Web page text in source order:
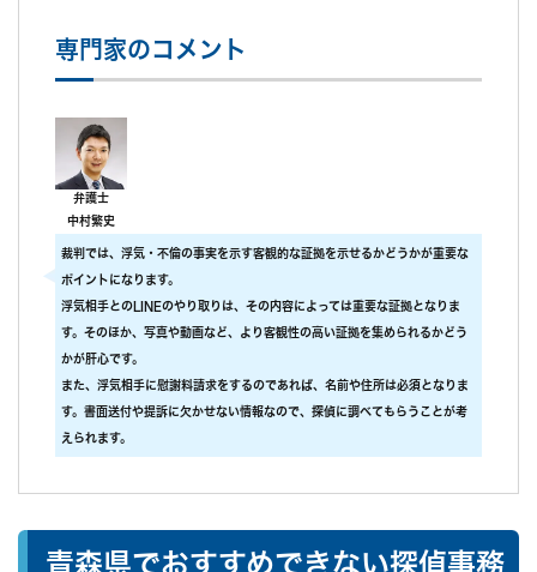
専門家のコメント
弁護士
中村繁史
裁判では、浮気・不倫の事実を示す客観的な証拠を示せるかどうかが重要な
ポイントになります。
浮気相手とのLINEのやり取りは、その内容によっては重要な証拠となりま
す。そのほか、写真や動画など、より客観性の高い証拠を集められるかどう
かが肝心です。
また、浮気相手に慰謝料請求をするのであれば、名前や住所は必須となりま
す。書面送付や提訴に欠かせない情報なので、探偵に調べてもらうことが考
えられます。
青森県でおすすめできない探偵事務